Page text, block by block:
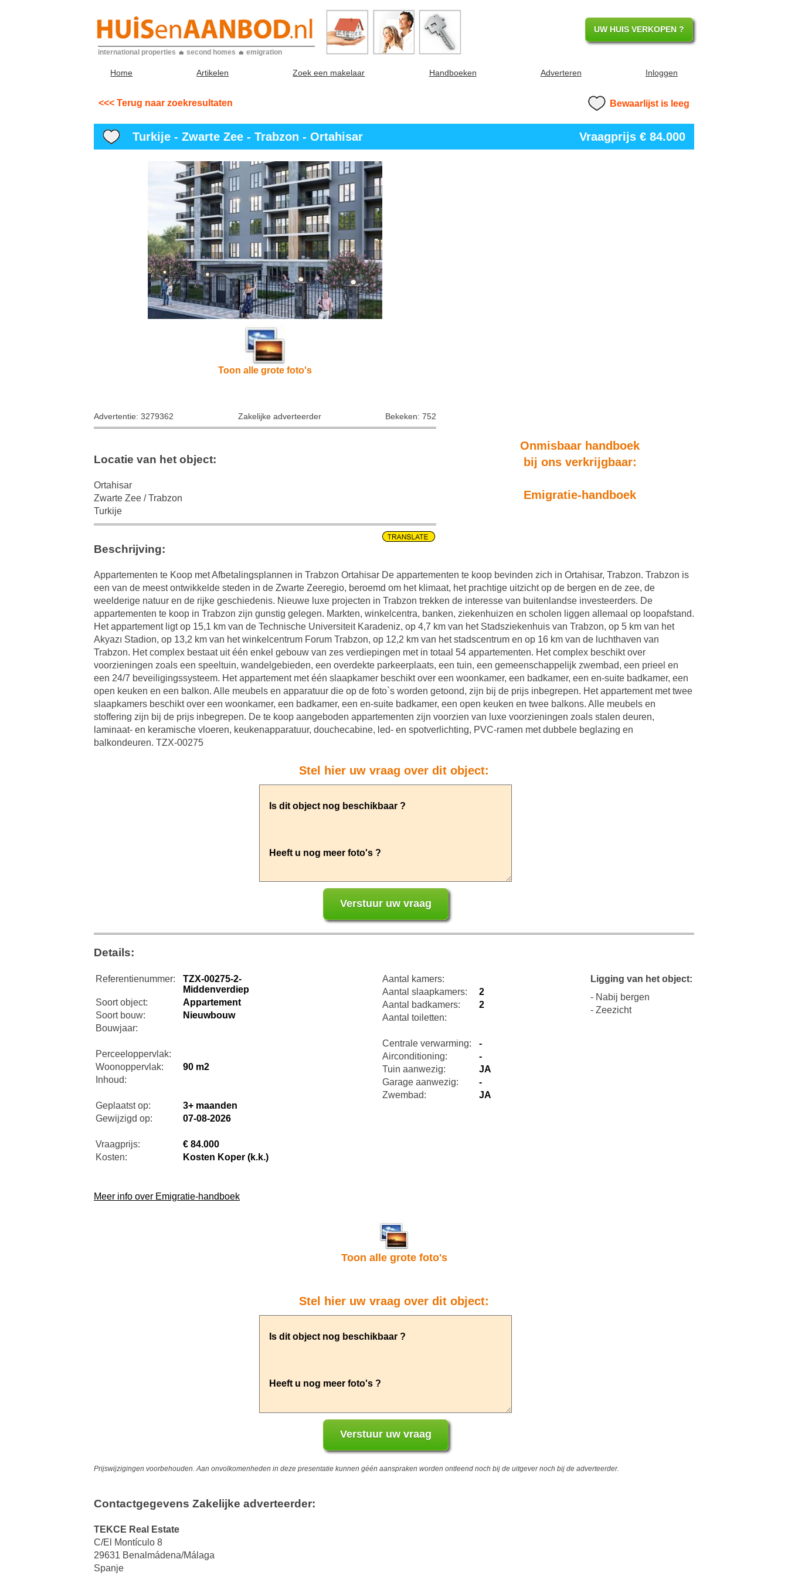
international properties second homes emigration
UW HUIS VERKOPEN ?
Home Artikelen Zoek een makelaar Handboeken Adverteren Inloggen
<<< Terug naar zoekresultaten Bewaarlijst is leeg
Turkije - Zwarte Zee - Trabzon - Ortahisar Vraagprijs € 84.000
Toon alle grote foto's
Advertentie: 3279362 Zakelijke adverteerder Bekeken: 752
Onmisbaar handboek
bij ons verkrijgbaar:
Emigratie-handboek
Locatie van het object:
Ortahisar
Zwarte Zee / Trabzon
Turkije
Beschrijving:
Appartementen te Koop met Afbetalingsplannen in Trabzon Ortahisar De appartementen te koop bevinden zich in Ortahisar, Trabzon. Trabzon is
een van de meest ontwikkelde steden in de Zwarte Zeeregio, beroemd om het klimaat, het prachtige uitzicht op de bergen en de zee, de
weelderige natuur en de rijke geschiedenis. Nieuwe luxe projecten in Trabzon trekken de interesse van buitenlandse investeerders. De
appartementen te koop in Trabzon zijn gunstig gelegen. Markten, winkelcentra, banken, ziekenhuizen en scholen liggen allemaal op loopafstand.
Het appartement ligt op 15,1 km van de Technische Universiteit Karadeniz, op 4,7 km van het Stadsziekenhuis van Trabzon, op 5 km van het
Akyazı Stadion, op 13,2 km van het winkelcentrum Forum Trabzon, op 12,2 km van het stadscentrum en op 16 km van de luchthaven van
Trabzon. Het complex bestaat uit één enkel gebouw van zes verdiepingen met in totaal 54 appartementen. Het complex beschikt over
voorzieningen zoals een speeltuin, wandelgebieden, een overdekte parkeerplaats, een tuin, een gemeenschappelijk zwembad, een prieel en
een 24/7 beveiligingssysteem. Het appartement met één slaapkamer beschikt over een woonkamer, een badkamer, een en-suite badkamer, een
open keuken en een balkon. Alle meubels en apparatuur die op de foto`s worden getoond, zijn bij de prijs inbegrepen. Het appartement met twee
slaapkamers beschikt over een woonkamer, een badkamer, een en-suite badkamer, een open keuken en twee balkons. Alle meubels en
stoffering zijn bij de prijs inbegrepen. De te koop aangeboden appartementen zijn voorzien van luxe voorzieningen zoals stalen deuren,
laminaat- en keramische vloeren, keukenapparatuur, douchecabine, led- en spotverlichting, PVC-ramen met dubbele beglazing en
balkondeuren. TZX-00275
Stel hier uw vraag over dit object:
Details:
Referentienummer:
TZX-00275-2-
Middenverdiep
Soort object:
Appartement
Soort bouw:
Nieuwbouw
Bouwjaar:
Perceeloppervlak:
Woonoppervlak:
90 m2
Inhoud:
Geplaatst op:
3+ maanden
Gewijzigd op:
07-08-2026
Vraagprijs:
€ 84.000
Kosten:
Kosten Koper (k.k.)
Aantal kamers:
Aantal slaapkamers:
2
Aantal badkamers:
2
Aantal toiletten:
Centrale verwarming:
-
Airconditioning:
-
Tuin aanwezig:
JA
Garage aanwezig:
-
Zwembad:
JA
Ligging van het object:
- Nabij bergen
- Zeezicht
Meer info over Emigratie-handboek
Toon alle grote foto's
Stel hier uw vraag over dit object:
Prijswijzigingen voorbehouden. Aan onvolkomenheden in deze presentatie kunnen géén aanspraken worden ontleend noch bij de uitgever noch bij de adverteerder.
Contactgegevens Zakelijke adverteerder:
TEKCE Real Estate
C/El Montículo 8
29631 Benalmádena/Málaga
Spanje